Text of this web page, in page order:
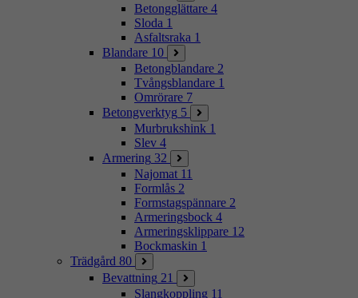
Betongglättare 4
Sloda 1
Asfaltsraka 1
Blandare 10
Betongblandare 2
Tvångsblandare 1
Omrörare 7
Betongverktyg 5
Murbrukshink 1
Slev 4
Armering 32
Najomat 11
Formlås 2
Formstagspännare 2
Armeringsbock 4
Armeringsklippare 12
Bockmaskin 1
Trädgård 80
Bevattning 21
Slangkoppling 11